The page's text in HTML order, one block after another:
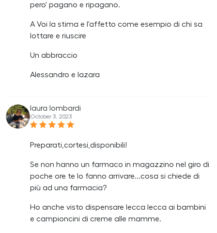
pero' pagano e ripagano.
A Voi la stima e l'affetto come esempio di chi sa
lottare e riuscire
Un abbraccio
Alessandro e lazara
laura lombardi
October 3, 2023
Preparati,cortesi,disponibili!
Se non hanno un farmaco in magazzino nel giro di
poche ore te lo fanno arrivare...cosa si chiede di
più ad una farmacia?
Ho anche visto dispensare lecca lecca ai bambini
e campioncini di creme alle mamme.